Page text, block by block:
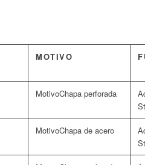
MOTIVO
Chapa perforada
Chapa de acero